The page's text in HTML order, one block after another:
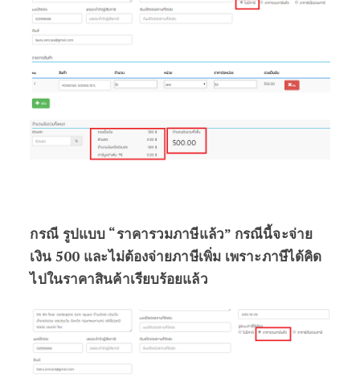
กรณี รูปแบบ “ราคารวมภาษีแล้ว” กรณีนี้จะจ่าย
เงิน 500 และไม่ต้องจ่ายภาษีเพิ่ม เพราะภาษีได้คิด
ไปในราคาสินค้าเรียบร้อยแล้ว